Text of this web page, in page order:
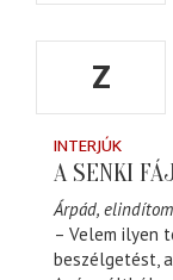
Z
INTERJÚK
A SENKI
Árpád,
– Velem ilyen
beszélgetést,